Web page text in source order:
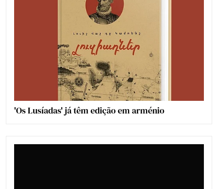
'Os Lusíadas' já têm edição em arménio